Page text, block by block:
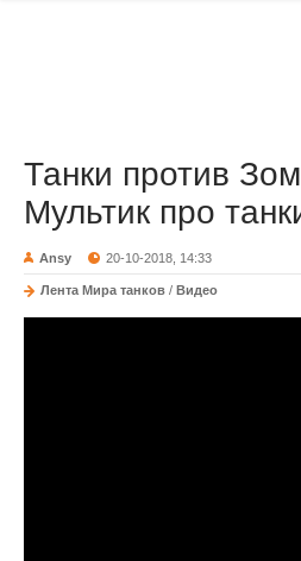
Танки против
Мультик про
Ansy 20-10-2018, 14:33
Лента Мира танков / Видео